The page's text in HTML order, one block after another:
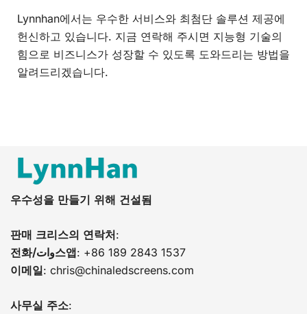
Lynnhan에서는 우수한 서비스와 최첨단 솔루션 제공에
헌신하고 있습니다. 지금 연락해 주시면 지능형 기술의
힘으로 비즈니스가 성장할 수 있도록 도와드리는 방법을
알려드리겠습니다.
우수성을 만들기 위해 건설됨
판매 크리스의 연락처:
전화/وات스앱: +86 189 2843 1537
이메일: chris@chinaledscreens.com
사무실 주소: